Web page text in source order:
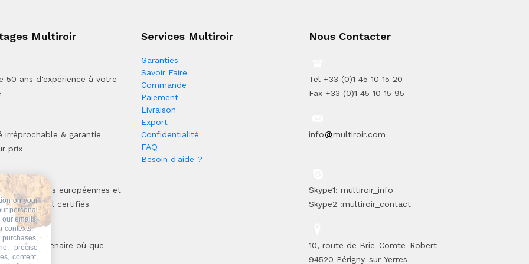
Multiroir
50 ans d'expérience à votre
irréprochable & garantie
prix
des normes européennes et
de travail certifiés
votre partenaire où que
!
Services Multiroir
Garanties
Savoir Faire
Commande
Paiement
Livraison
Export
Confidentialité
FAQ
Besoin d'aide ?
Nous Contacter
Tel +33 (0)1 45 10 15 20
Fax +33 (0)1 45 10 15 95
info multiroir.com
Skype1: multiroir_info
Skype2 :multiroir_contact
10, route de Brie-Comte-Robert
94520 Périgny-sur-Yerres
on your
personal
our emails,
contexts.
precise
content,